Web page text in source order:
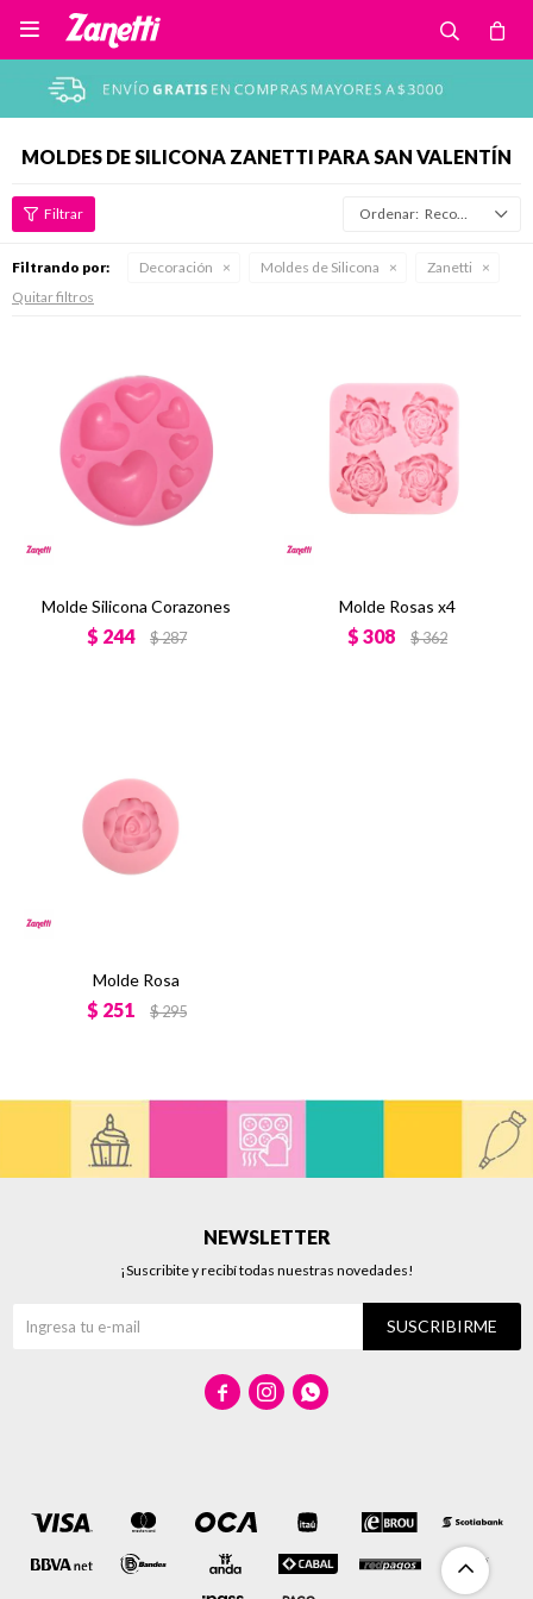

MOLDES DE SILICONA ZANETTI PARA SAN VALENTÍN
Recomendados
Filtrando por: Decoración Moldes de Silicona
Zanetti
Quitar filtros
Molde Silicona Corazones
$ 244 $287
Molde Rosas x4
$ 308 $362
Molde Rosa
$ 251 $295
NEWSLETTER
¡Suscribite y recibí todas nuestras novedades!
SUSCRIBIRME
  